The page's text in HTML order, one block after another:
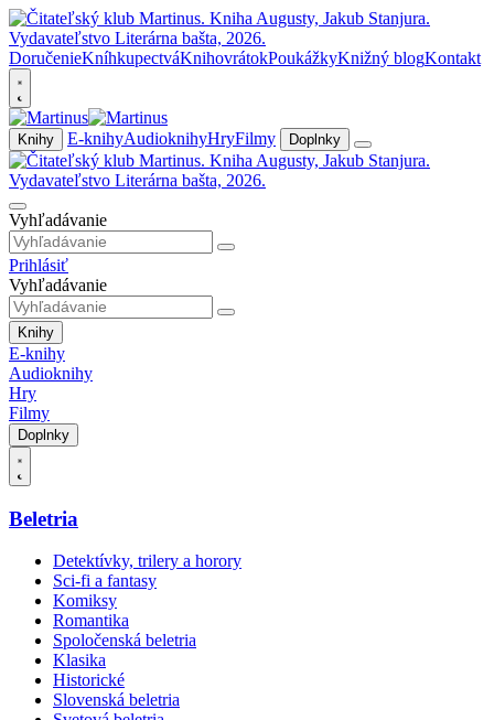
DoručenieKníhkupectváKnihovrátokPoukážkyKnižný blogKontakt
Knihy E-knihyAudioknihyHryFilmy Doplnky
Vyhľadávanie
Prihlásiť
Vyhľadávanie
Knihy
E-knihy
Audioknihy
Hry
Filmy
Doplnky
Beletria
Detektívky, trilery a horory
Sci-fi a fantasy
Komiksy
Romantika
Spoločenská beletria
Klasika
Historické
Slovenská beletria